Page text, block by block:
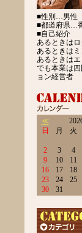
■性別…男性
■都道府県…
■自己紹介
あるときは
あるときは
あるときはエ
でも本業は
ョン経営者
≪
日
月 火
2
3 4
9
10 11
16
17 18
23
24 25
30
31